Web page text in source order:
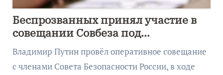
Беспрозванных принял участие в
совещании Совбеза под
руководством Путина
Владимир Путин провёл оперативное совещание
с членами Совета Безопасности России, в ходе